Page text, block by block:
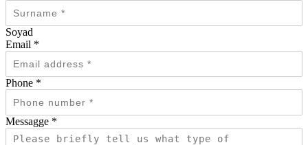
Soyad
Email *
Phone *
Messagge *